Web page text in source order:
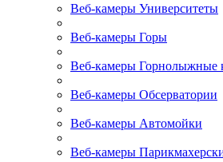
Веб-камеры Университеты
Веб-камеры Горы
Веб-камеры Горнолыжные
Веб-камеры Обсерватории
Веб-камеры Автомойки
Веб-камеры